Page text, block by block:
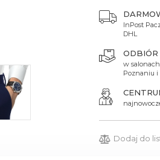
1 750 zł
InPost
DHL
w
Poznaniu i
Dodaj do